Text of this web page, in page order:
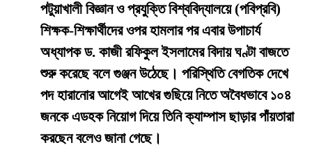
পটুয়াখালী বিজ্ঞান ও প্রযুক্তি বিশ্ববিদ্যালয়ে (পবিপ্রবি)
শিক্ষক-শিক্ষার্থীদের ওপর হামলার পর এবার উপাচার্য
অধ্যাপক ড. কাজী রফিকুল ইসলামের বিদায় ঘণ্টা বাজতে
শুরু করেছে বলে গুঞ্জন উঠেছে। পরিস্থিতি বেগতিক দেখে
পদ হারানোর আগেই আখের গুছিয়ে নিতে অবৈধভাবে ১০৪
জনকে এডহক নিয়োগ দিয়ে তিনি ক্যাম্পাস ছাড়ার পাঁয়তারা
করছেন বলেও জানা গেছে।